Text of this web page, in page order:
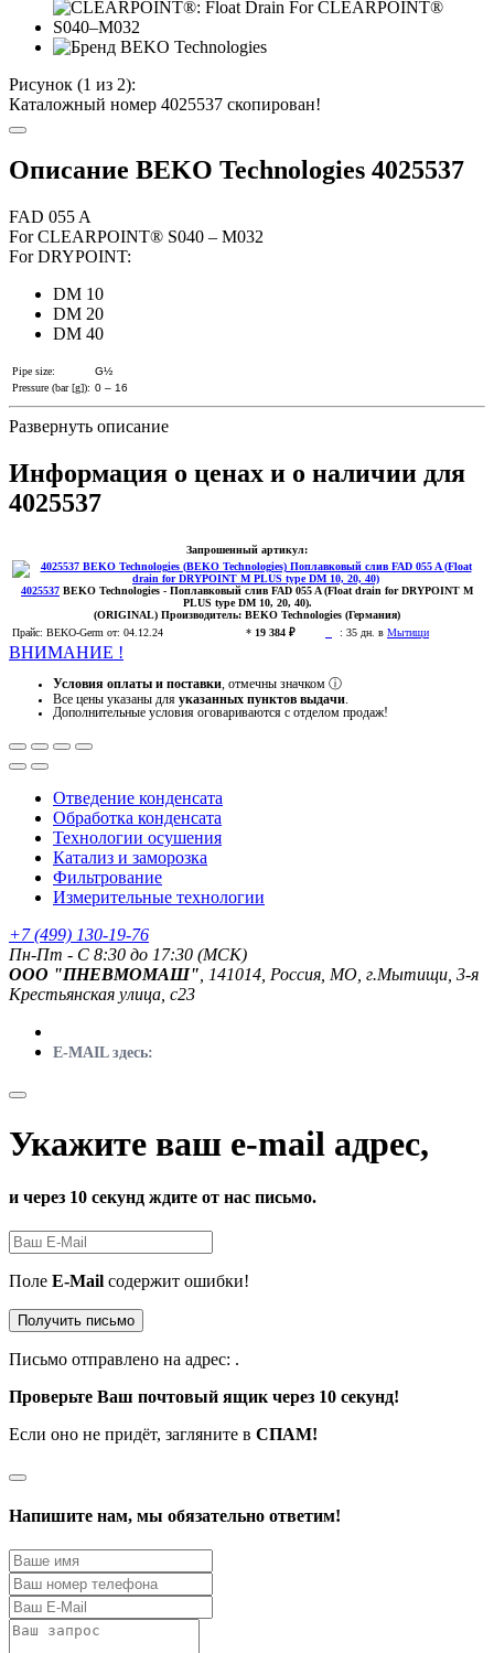
Рисунок (1 из 2):
Каталожный номер 4025537 скопирован!
Описание BEKO Technologies 4025537
FAD 055 A
For CLEARPOINT® S040 – M032
For DRYPOINT:
DM 10
DM 20
DM 40
Pipe size:
G½
Pressure (bar [g]): 0 – 16
Развернуть описание
Информация о ценах и о наличии для
4025537
Запрошенный артикул:
4025537 BEKO Technologies - Поплавковый слив FAD 055 A (Float drain for DRYPOINT M
PLUS type DM 10, 20, 40).
(ORIGINAL) Производитель: BEKO Technologies (Германия)
Прайс: BEKO-Germ от: 04.12.24 * 19 384 ₽ : 35 дн. в Мытищи
ВНИМАНИЕ !
Условия оплаты и поставки , отмечны значком ⓘ
Все цены указаны для указанных пунктов выдачи
Дополнительные условия оговариваются с отделом продаж!
Отведение конденсата
Обработка конденсата
Технологии осушения
Катализ и заморозка
Фильтрование
Измерительные технологии
+7 (499) 130-19-76
Пн-Пт - C 8:30 до 17:30 (МСК)
ООО "ПНЕВМОМАШ" , 141014, Россия, МО, г.Мытищи, 3-я
Крестьянская улица, с23
E-MAIL здесь:
Укажите ваш e-mail адрес,
и через 10 секунд ждите от нас письмо.
Поле E-Mail содержит ошибки!
Получить письмо
Письмо отправлено на адрес: .
Проверьте Ваш почтовый ящик через 10 секунд!
Если оно не придёт, загляните в СПАМ!
Напишите нам, мы обязательно ответим!